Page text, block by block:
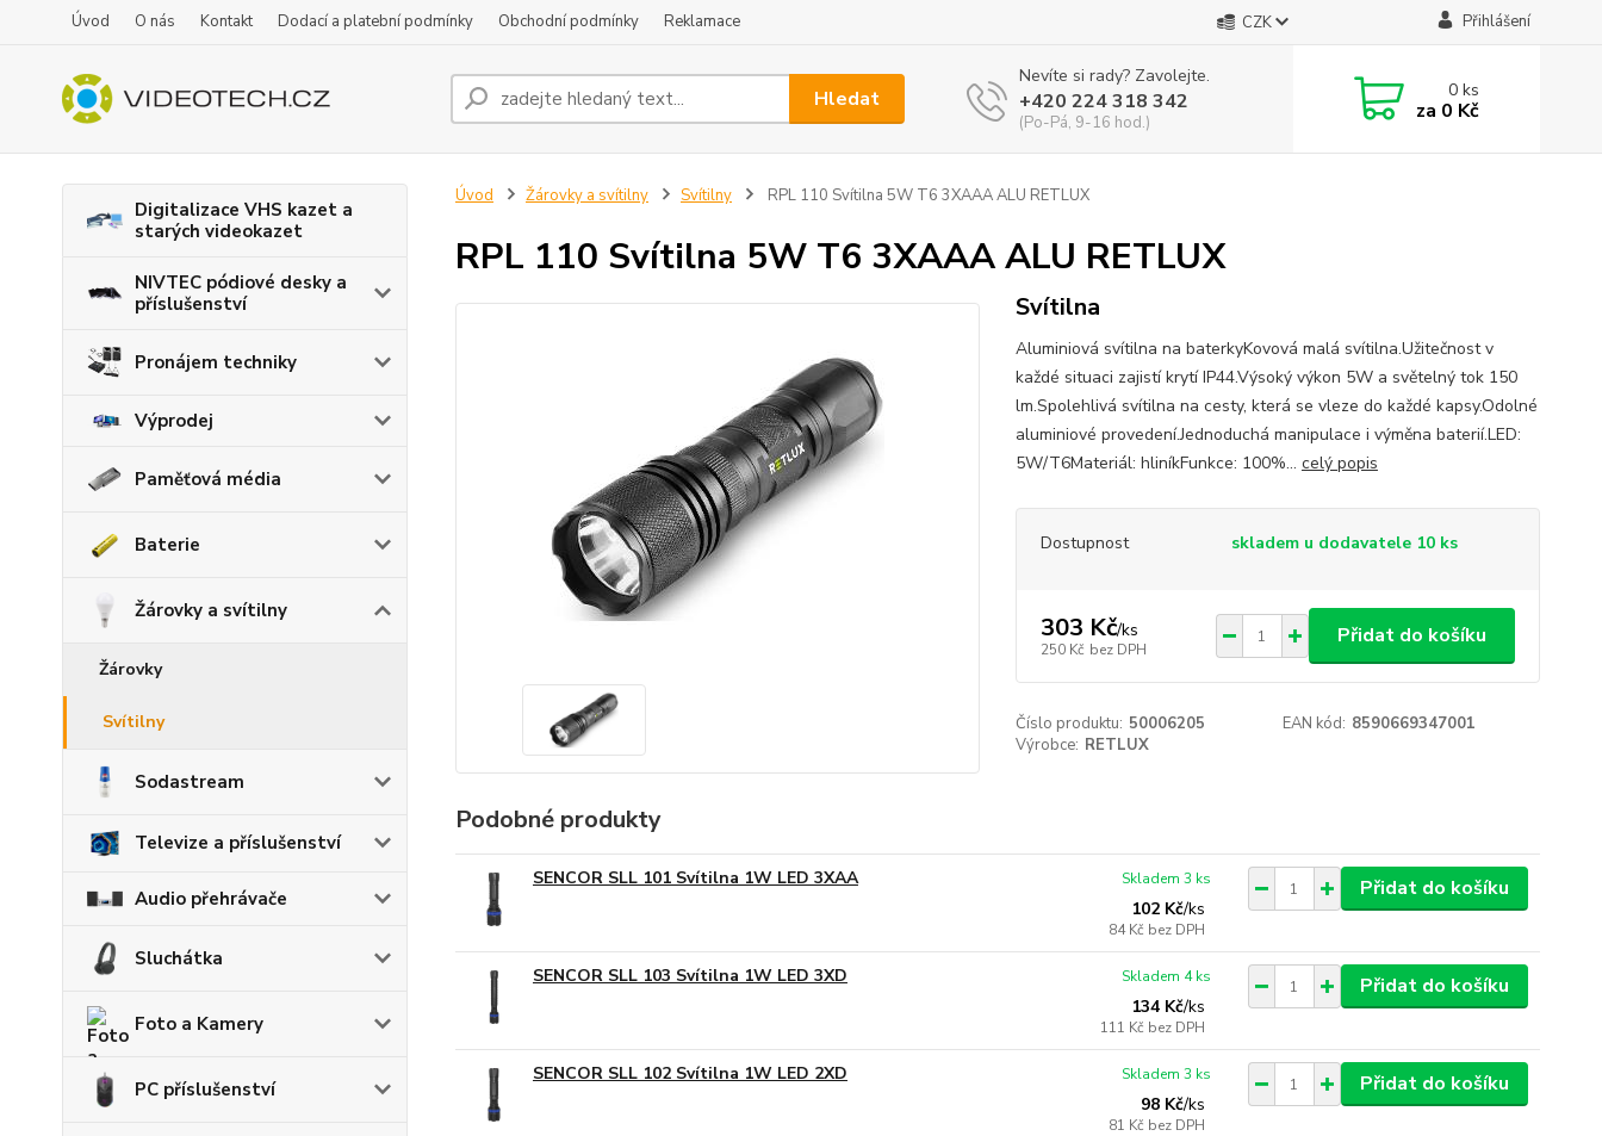
Úvod O nás Kontakt Dodací a platební podmínky Obchodní podmínky Reklamace CZK Přihlášení
Hledat
Nevíte si rady? Zavolejte.
+420 224 318 342
(Po-Pá, 9-16 hod.)
0ks
za 0 Kč
Digitalizace VHS kazet a
starých videokazet
NIVTEC pódiové desky a
příslušenství
Pronájem techniky
Výprodej
Paměťová média
Baterie
Žárovky a svítilny
Žárovky
Svítilny
Sodastream
Televize a příslušenství
Audio přehrávače
Sluchátka
Foto a Kamery
PC příslušenství
Úvod Žárovky a svítilny Svítilny RPL 110 Svítilna 5W T6 3XAAA ALU RETLUX
RPL 110 Svítilna 5W T6 3XAAA ALU RETLUX
Svítilna
Aluminiová svítilna na baterkyKovová malá svítilna.Užitečnost v
každé situaci zajistí krytí IP44.Výsoký výkon 5W a světelný tok 150
lm.Spolehlivá svítilna na cesty, která se vleze do každé kapsy.Odolné
aluminiové provedení.Jednoduchá manipulace i výměna baterií.LED:
5W/T6Materiál: hliníkFunkce: 100%... celý popis
Dostupnost skladem u dodavatele 10 ks
303 Kč/ks
250 Kč bez DPH
Přidat do košíku
Číslo produktu: 50006205 EAN kód: 8590669347001
Výrobce: RETLUX
Podobné produkty
SENCOR SLL 101 Svítilna 1W LED 3XAA
102 Kč/ks
84 Kč bez DPH
Skladem 3 ks Přidat do košíku
SENCOR SLL 103 Svítilna 1W LED 3XD
134 Kč/ks
111 Kč bez DPH
Skladem 4 ks Přidat do košíku
SENCOR SLL 102 Svítilna 1W LED 2XD
98 Kč/ks
81 Kč bez DPH
Skladem 3 ks Přidat do košíku